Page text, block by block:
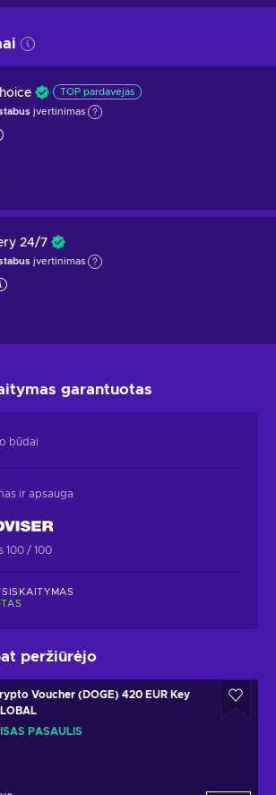
TOP pardavėjas
įvertinimas
24/7
įvertinimas
garantuotas
būdai
ir apsauga
100 / 100
peržiūrėjo
Voucher (DOGE) 420 EUR Key
PASAULIS